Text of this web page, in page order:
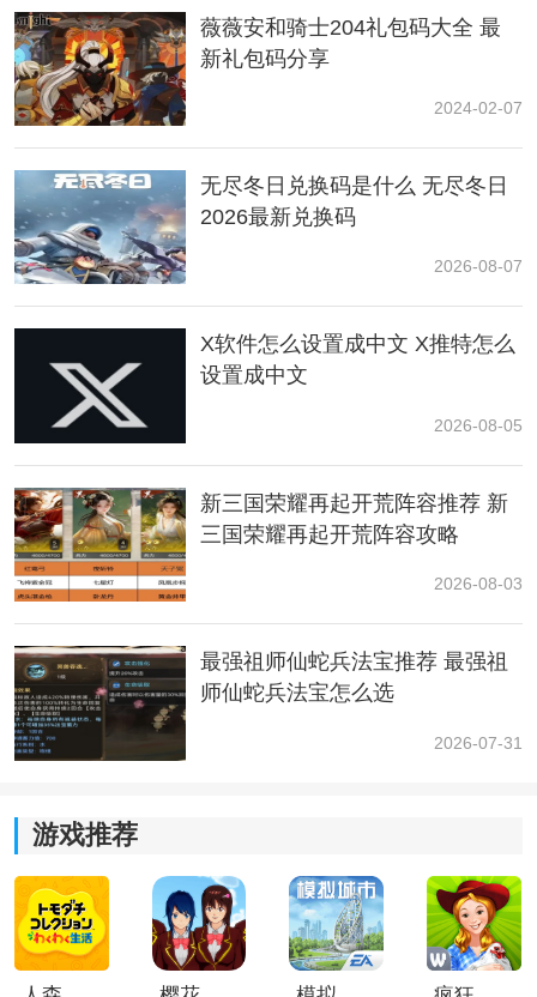
需要更新少量数据（10M以内）。
如果下载过程中出现长期卡顿等异常，可以尝试重启游
戏、更换网络、清除缓存、重新安装、检查设备是否符
合要求等。
如果多次尝试未解决，可根据游戏中的客服联系方式发
送相关游戏截图
以上就是薇薇安和骑士最低配置要求介绍了，小编建议
满足要求再进行下载，这样游戏体验感会更好，祝大家
游戏愉快！
薇薇安和骑士204礼包码大全 最
新礼包码分享
2024-02-07
无尽冬日兑换码是什么 无尽冬日
2026最新兑换码
2026-08-07
X软件怎么设置成中文 X推特怎么
设置成中文
2026-08-05
新三国荣耀再起开荒阵容推荐 新
三国荣耀再起开荒阵容攻略
2026-08-03
最强祖师仙蛇兵法宝推荐 最强祖
师仙蛇兵法宝怎么选
2026-07-31
游戏推荐